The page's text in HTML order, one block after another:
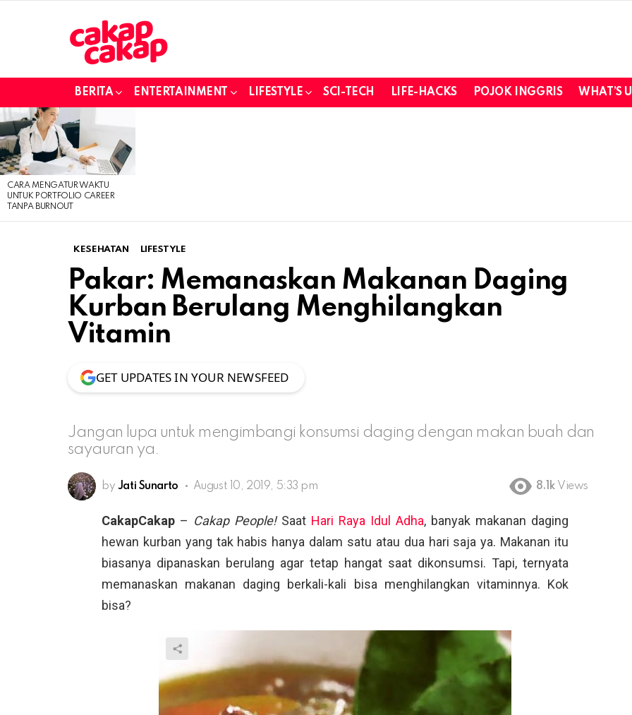
BERITA ENTERTAINMENT LIFESTYLE SCI-TECH LIFE-HACKS POJOK INGGRIS WHAT’S
LATEST
STORIES
CARA MENGATUR WAKTU
UNTUK PORTFOLIO CAREER
TANPA BURNOUT
KESEHATAN LIFESTYLE
Pakar: Memanaskan Makanan Daging
Kurban Berulang Menghilangkan
Vitamin
GET UPDATES IN YOUR NEWSFEED
Jangan lupa untuk mengimbangi konsumsi daging dengan makan buah dan
sayauran ya.
by Jati Sunarto August 10, 2019, 5:33 pm 8.1k Views
CakapCakap – Cakap People!Saat Hari Raya Idul Adha, banyak makanan daging
hewan kurban yang tak habis hanya dalam satu atau dua hari saja ya. Makanan itu
biasanya dipanaskan berulang agar tetap hangat saat dikonsumsi. Tapi, ternyata
memanaskan makanan daging berkali-kali bisa menghilangkan vitaminnya. Kok
bisa?